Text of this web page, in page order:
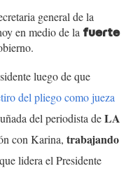
general de la
en medio de la fuerte
luego de que
del pliego como jueza
del periodista deLA
con Karina, trabajando
lidera el Presidente